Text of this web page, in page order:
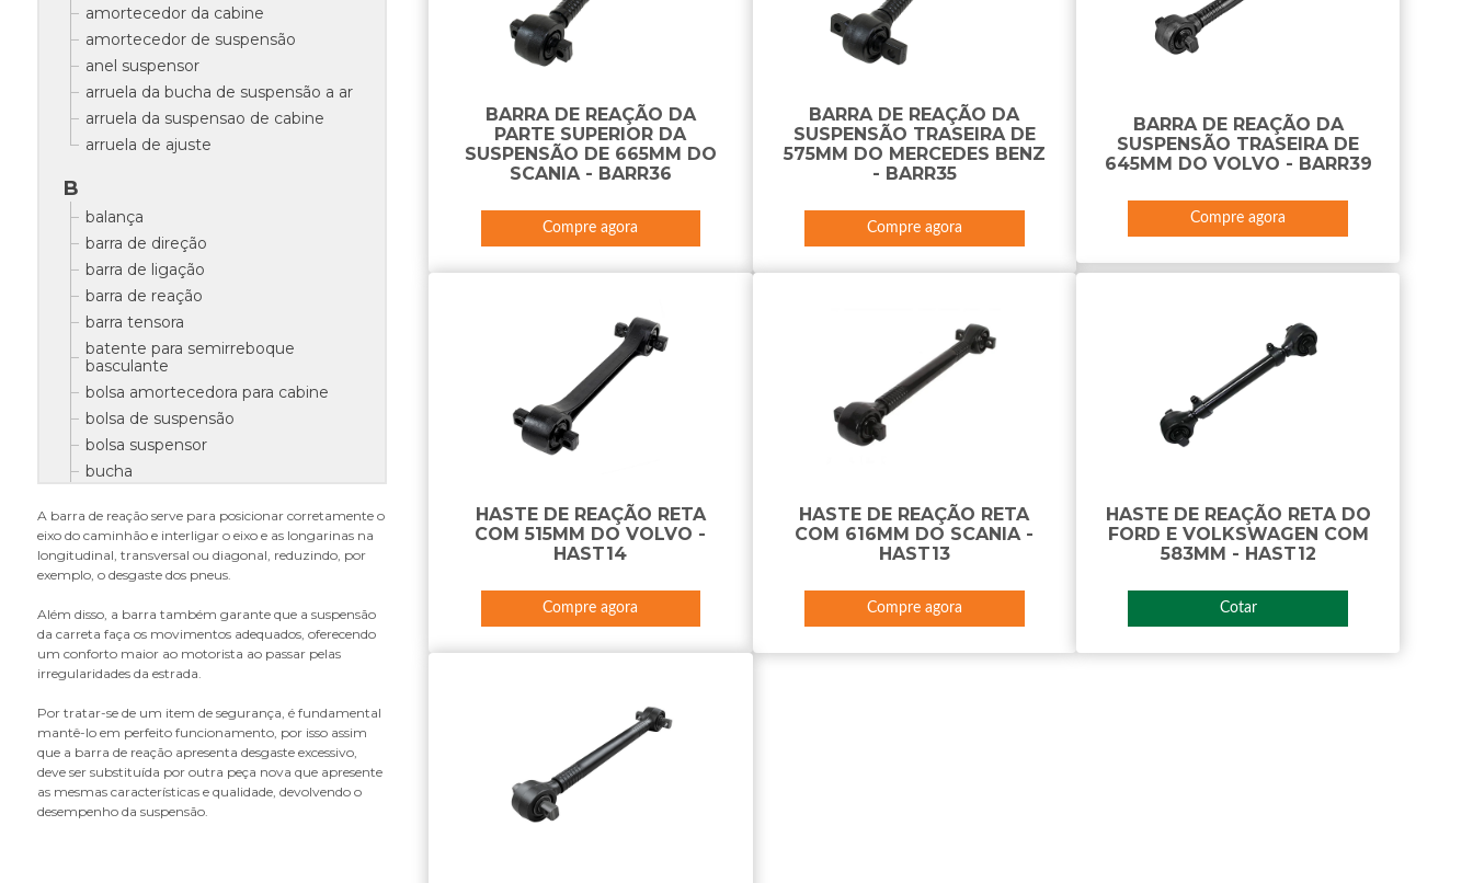
amortecedor da cabine
amortecedor de suspensão
anel suspensor
arruela da bucha de suspensão a ar
arruela da suspensao de cabine
arruela de ajuste
B
balança
barra de direção
barra de ligação
barra de reação
barra tensora
batente para semirreboque
basculante
bolsa amortecedora para cabine
bolsa de suspensão
bolsa suspensor
bucha
bucha da cabine
bucha da ponteira do tensor
bucha da suspensão
bucha de reparo da haste de reação
bucha do amortecedor
bucha do olhal do amortecedor
bucha do olhete da mola
bucha do tirante
bucha estabilizadora
C
A barra de reação serve para posicionar corretamente o
eixo do caminhão e interligar o eixo e as longarinas na
longitudinal, transversal ou diagonal, reduzindo, por
exemplo, o desgaste dos pneus.
Além disso, a barra também garante que a suspensão
da carreta faça os movimentos adequados, oferecendo
um conforto maior ao motorista ao passar pelas
irregularidades da estrada.
Por tratar-se de um item de segurança, é fundamental
mantê-lo em perfeito funcionamento, por isso assim
que a barra de reação apresenta desgaste excessivo,
deve ser substituída por outra peça nova que apresente
as mesmas características e qualidade, devolvendo o
desempenho da suspensão.
BARRA DE REAÇÃO DA
PARTE SUPERIOR DA
SUSPENSÃO DE 665MM DO
SCANIA - BARR36
Compre agora
BARRA DE REAÇÃO DA
SUSPENSÃO TRASEIRA DE
575MM DO MERCEDES BENZ
- BARR35
Compre agora
BARRA DE REAÇÃO DA
SUSPENSÃO TRASEIRA DE
645MM DO VOLVO - BARR39
Compre agora
HASTE DE REAÇÃO RETA
COM 515MM DO VOLVO -
HAST14
Compre agora
HASTE DE REAÇÃO RETA
COM 616MM DO SCANIA -
HAST13
Compre agora
HASTE DE REAÇÃO RETA DO
FORD E VOLKSWAGEN COM
583MM - HAST12
Cotar